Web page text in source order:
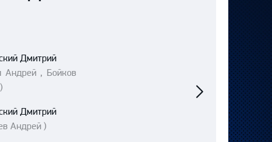
Дмитрий
Андрей , Бойков
Дмитрий
Андрей )
матч